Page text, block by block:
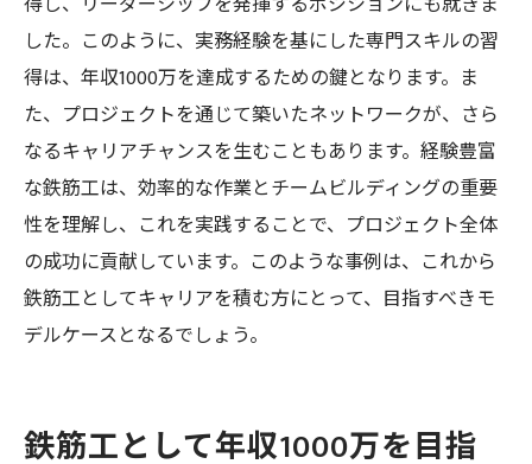
した。このように、実務経験を基にした専門スキルの習
得は、年収1000万を達成するための鍵となります。ま
た、プロジェクトを通じて築いたネットワークが、さら
なるキャリアチャンスを生むこともあります。経験豊富
な鉄筋工は、効率的な作業とチームビルディングの重要
性を理解し、これを実践することで、プロジェクト全体
の成功に貢献しています。このような事例は、これから
鉄筋工としてキャリアを積む方にとって、目指すべきモ
デルケースとなるでしょう。
鉄筋工として年収1000万を目指